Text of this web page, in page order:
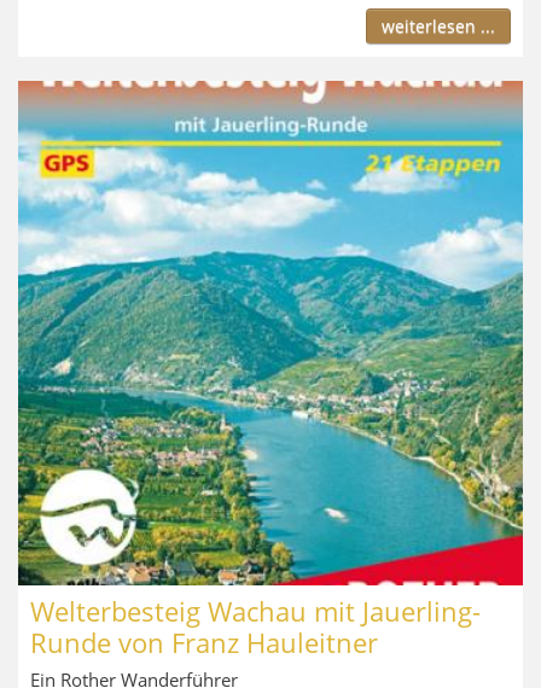
weiterlesen ...
Welterbesteig Wachau mit Jauerling-
Runde von Franz Hauleitner
Ein Rother Wanderführer